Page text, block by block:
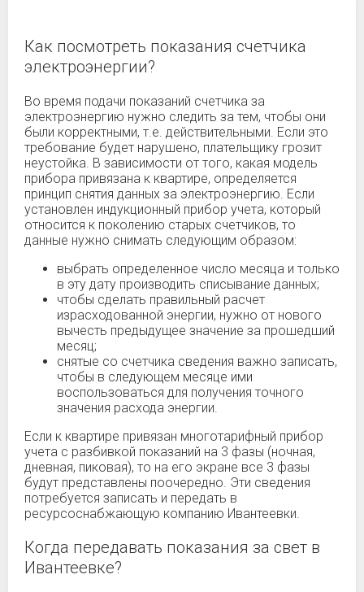
Как посмотреть показания счетчика
электроэнергии?
Во время подачи показаний счетчика за
электроэнергию нужно следить за тем, чтобы они
были корректными, т.е. действительными. Если это
требование будет нарушено, плательщику грозит
неустойка. В зависимости от того, какая модель
прибора привязана к квартире, определяется
принцип снятия данных за электроэнергию. Если
установлен индукционный прибор учета, который
относится к поколению старых счетчиков, то
данные нужно снимать следующим образом:
выбрать определенное число месяца и только
в эту дату производить списывание данных;
чтобы сделать правильный расчет
израсходованной энергии, нужно от нового
вычесть предыдущее значение за прошедший
месяц;
снятые со счетчика сведения важно записать,
чтобы в следующем месяце ими
воспользоваться для получения точного
значения расхода энергии.
Если к квартире привязан многотарифный прибор
учета с разбивкой показаний на 3 фазы (ночная,
дневная, пиковая), то на его экране все 3 фазы
будут представлены поочередно. Эти сведения
потребуется записать и передать в
ресурсоснабжающую компанию Ивантеевки.
Когда передавать показания за свет в
Ивантеевке?